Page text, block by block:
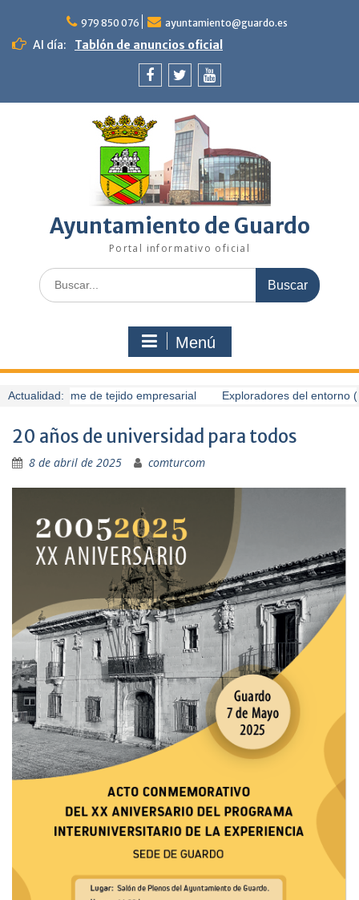
contenido
979 850 076 ayuntamiento@guardo.es
Al día: Tablón de anuncios oficial
Ayuntamiento de Guardo
Portal informativo oficial
Buscar:
Menú
Actualidad:
presume de tejido empresarial Exploradores del entorno (6
20 años de universidad para todos
8 de abril de 2025 comturcom